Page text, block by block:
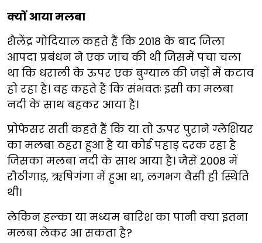
क्यों आया मलबा
शैलेंद्र गोदियाल कहते हैं कि 2018 के बाद जिला
आपदा प्रबंधन ने एक जांच की थी जिसमें पचा चला
था कि धराली के ऊपर एक बुग्याल की जड़ों में कटाव
हो रहा है। वह कहते हैं कि संभवतः इसी का मलबा
नदी के साथ बहकर आया है।
प्रोफेसर सती कहते हैं कि या तो ऊपर पुराने ग्लेशियर
का मलबा ठहरा हुआ है या कोई पहाड़ दरक रहा है
जिसका मलबा नदी के साथ आया है। जैसे 2008 में
रौठीगाड़, ऋषिगंगा में हुआ था, लगभग वैसी ही स्थिति
थी।
लेकिन हल्का या मध्यम बारिश का पानी क्या इतना
मलबा लेकर आ सकता है?